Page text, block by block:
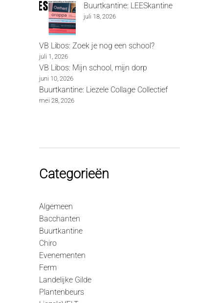
Buurtkantine: LEESkantine
juli 18, 2026
VB Libos: Zoek je nog een school?
juli 1, 2026
VB Libos: Mijn school, mijn dorp
juni 10, 2026
Buurtkantine: Liezele Collage Collectief
mei 28, 2026
Categorieën
Algemeen
Bacchanten
Buurtkantine
Chiro
Evenementen
Ferm
Landelijke Gilde
Plantenbeurs